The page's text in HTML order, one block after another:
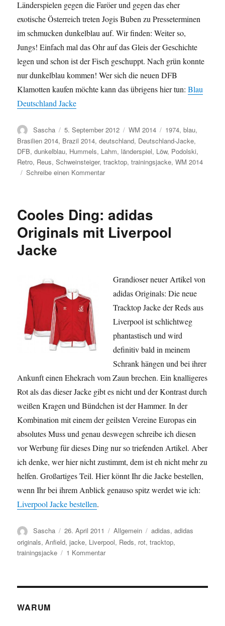
Länderspielen gegen die Faröer und gegen das eher
exotische Österreich treten Jogis Buben zu Presseterminen
im schmucken dunkelblau auf. Wir finden: Weiter so,
Jungs! Einfach mal das Ohr auf das Gleis der Geschichte
legen und schon ist der Fisch geschuppt. Nach grün konnte
nur dunkelblau kommen! Wer sich die neuen DFB
Klamotten kaufen möchte kann das übrigens hier tun:Blau
Deutschland Jacke
Autor
Sascha
Veröffentlicht
am
5. September 2012 Kategorien
WM 2014 Schlagwörter
1974,blau,
Brasilien 2014, Brazil 2014,deutschland, Deutschland-Jacke,
DFB,dunkelblau, Hummels, Lahm, länderspiel, Löw, Podolski,
Retro, Reus,Schweinsteiger,tracktop,trainingsjacke,WM 2014
Schreibe einen Kommentarzu
Trainingskollektion
DFB
Cooles Ding: adidas
Originals mit Liverpool
Jacke
Grandioser neuer Artikel von
adidas Originals: Die neue
Tracktop Jacke der Reds aus
Liverpool ist schlichtweg
phantastisch und wird
definitiv bald in meinem
Schrank hängen und bei ihrer
Ankunft einen Ehekrach vom Zaun brechen. Ein knalligeres
Rot als das dieser Jacke gibt es nicht und der Kontrast durch
weißen Kragen und Bündchen ist der Hammer. In der
Kombination mit einem der geilsten Vereine Europas ein
absolutes Muss und genau deswegen schreibe ich diesen
vor Werbung für dieses Ding nur so triefenden Artikel. Aber
ich denke, wer hier nicht zustimmt, dem ist eh nicht mehr zu
helfen. Großartiges Teil. Hier könnt Ihr die Jacke bestellen,
wenn Ihr bei ihrem Anblick genauso spitz werdet wie ich:
Liverpool Jacke bestellen.
Autor
Sascha
Veröffentlicht
am
26. April 2011 Kategorien
Allgemein Schlagwörter
adidas,adidas
originals,Anfield,jacke, Liverpool, Reds, rot,tracktop,
trainingsjacke
1 Kommentarzu
WARUM